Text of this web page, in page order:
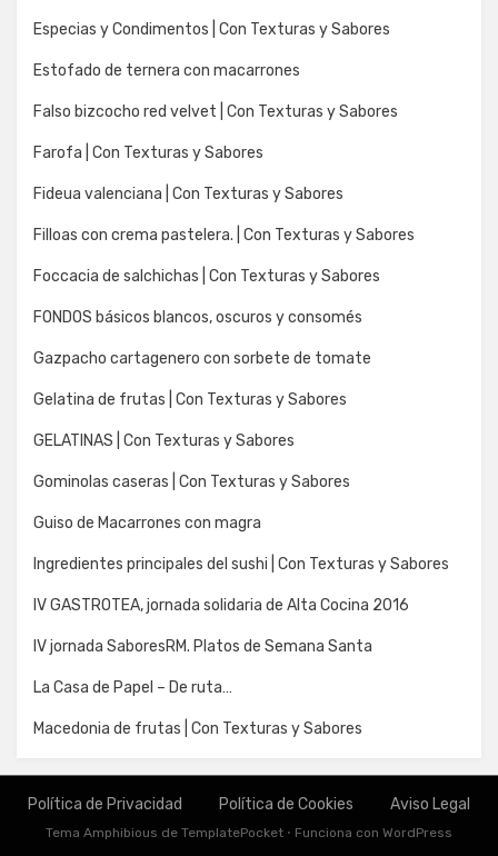
Especias y Condimentos | Con Texturas y Sabores
Estofado de ternera con macarrones
Falso bizcocho red velvet | Con Texturas y Sabores
Farofa | Con Texturas y Sabores
Fideua valenciana | Con Texturas y Sabores
Filloas con crema pastelera. | Con Texturas y Sabores
Foccacia de salchichas | Con Texturas y Sabores
FONDOS básicos blancos, oscuros y consomés
Gazpacho cartagenero con sorbete de tomate
Gelatina de frutas | Con Texturas y Sabores
GELATINAS | Con Texturas y Sabores
Gominolas caseras | Con Texturas y Sabores
Guiso de Macarrones con magra
Ingredientes principales del sushi | Con Texturas y Sabores
IV GASTROTEA, jornada solidaria de Alta Cocina 2016
IV jornada SaboresRM. Platos de Semana Santa
La Casa de Papel – De ruta…
Macedonia de frutas | Con Texturas y Sabores
Política de Privacidad Política de Cookies Aviso Legal
Tema Amphibious de TemplatePocket ⋅ Funciona con WordPress